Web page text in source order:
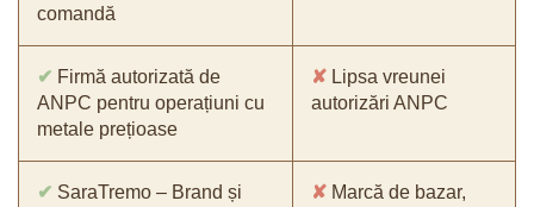
comandă
✔ Firmă autorizată de
ANPC pentru operațiuni cu
metale prețioase
✘ Lipsa vreunei
autorizări ANPC
✔ SaraTremo – Brand și
✘ Marcă de bazar,